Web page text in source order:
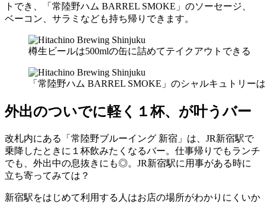
トでき、「常陸野ハム BARREL SMOKE」のソーセージ、
ベーコン、サラミなども持ち帰りできます。
樽生ビールは500mlの缶に詰めてテイクアウトできる
「常陸野ハム BARREL SMOKE」のシャルキュトリー
外出のついでに軽く１杯、が叶うバー
改札内にある「常陸野ブルーイング 新宿」は、JR新宿駅で
乗降したときに１杯飲みたくなるバー。仕事帰りでもランチ
でも、外出中の息抜きにも◎。JR新宿駅に用事がある時に
立ち寄ってみては？
新宿駅をはじめて利用する人はお店の場所がわかりにくいか